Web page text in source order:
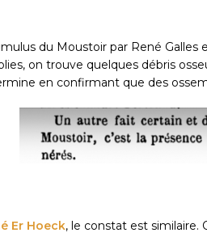
du Moustoir par René Galles
on trouve quelques débris
en confirmant que des
Er Hoeck, le constat est similaire.